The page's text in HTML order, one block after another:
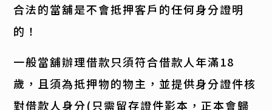
合法的當舖是不會抵押客戶的任何身分證明
的！
一般當舖辦理借款只須符合借款人年滿18
歲，且須為抵押物的物主，並提供身分證件核
對借款人身分(只需留存證件影本，正本會歸